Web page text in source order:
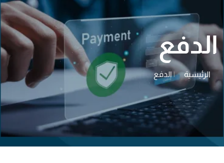
الدفع
الرئيسية |الدفع